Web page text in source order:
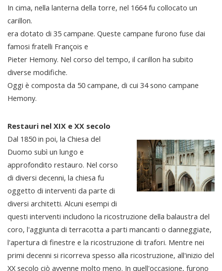
In cima, nella lanterna della torre, nel 1664 fu collocato un
carillon.
era dotato di 35 campane. Queste campane furono fuse dai
famosi fratelli François e
Pieter Hemony. Nel corso del tempo, il carillon ha subito
diverse modifiche.
Oggi è composta da 50 campane, di cui 34 sono campane
Hemony.
Restauri nel XIX e XX secolo
Dal 1850 in poi, la Chiesa del
Duomo subì un lungo e
approfondito restauro. Nel corso
di diversi decenni, la chiesa fu
oggetto di interventi da parte di
diversi architetti. Alcuni esempi di
questi interventi includono la ricostruzione della balaustra del
coro, l'aggiunta di terracotta a parti mancanti o danneggiate,
l'apertura di finestre e la ricostruzione di trafori. Mentre nei
primi decenni si ricorreva spesso alla ricostruzione, all'inizio del
XX secolo ciò avvenne molto meno. In quell'occasione, furono